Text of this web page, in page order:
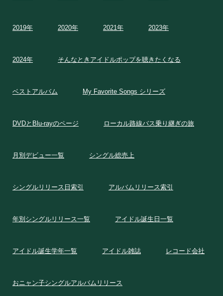
2019年 2020年 2021年 2023年
2024年 そんなときアイドルポップを聴きたくなる
ベストアルバム My Favorite Songs シリーズ
DVDとBlu-rayのページ ローカル路線バス乗り継ぎの旅
月別デビュー一覧 シングル総売上
シングルリリース日索引 アルバムリリース索引
年別シングルリリース一覧 アイドル誕生日一覧
アイドル誕生学年一覧 アイドル雑誌 レコード会社
おニャン子シングルアルバムリリース